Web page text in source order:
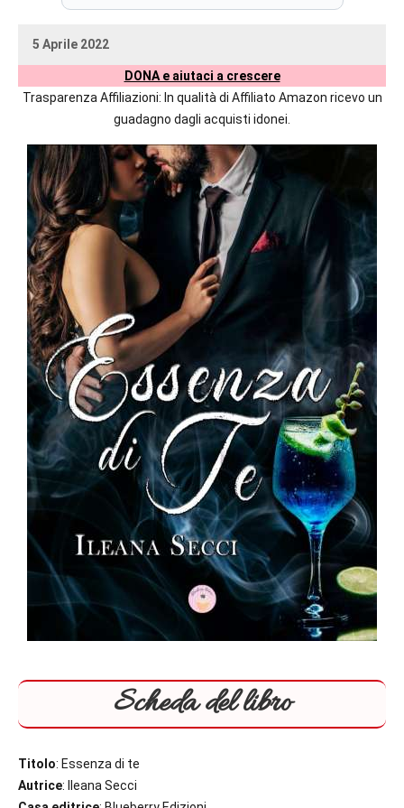
prossime
editoriali
maggiori
straniere.
5 Aprile 2022
uctil_user
Nessun
DONA e aiutaci a crescere
Trasparenza Affiliazioni: In qualità di Affiliato Amazon ricevo un
guadagno dagli acquisti idonei.
Scheda del libro
Titolo: Essenza di te
Autrice: Ileana Secci